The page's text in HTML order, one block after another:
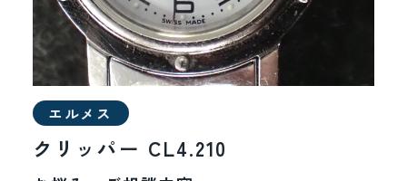
エルメス
クリッパー CL4.210
す。
これまで10年以上にわたり、多くのお客様の大切なお
時計の修理に携わる機会をいただきました。
長年にわたりご愛顧いただきました皆様には、心より
御礼申し上げます。
現在ご利用いただいているお客様および業者様からの
修理のご依頼につきましては、
ます。
これまで10年以上にわたり、多くのお
客様の大切なお時計の修理に携わる機
長年にわたりご愛顧いただきました皆
様には、心より御礼申し上げます。